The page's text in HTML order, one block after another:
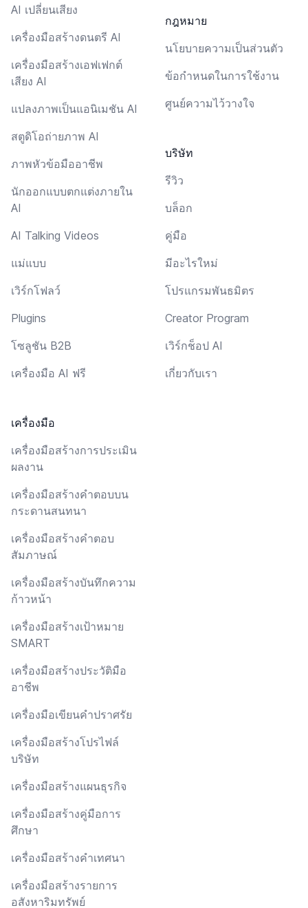
AI เปลี่ยนเสียง
เครื่องมือสร้างดนตรี AI
เครื่องมือสร้างเอฟเฟกต์
เสียง AI
แปลงภาพเป็นแอนิเมชัน AI
สตูดิโอถ่ายภาพ AI
ภาพหัวข้อมืออาชีพ
นักออกแบบตกแต่งภายใน
AI
AI Talking Videos
แม่แบบ
เวิร์กโฟลว์
Plugins
โซลูชัน B2B
เครื่องมือ AI ฟรี
เครื่องมือ
เครื่องมือสร้างการประเมิน
ผลงาน
เครื่องมือสร้างคำตอบบน
กระดานสนทนา
เครื่องมือสร้างคำตอบ
สัมภาษณ์
เครื่องมือสร้างบันทึกความ
ก้าวหน้า
เครื่องมือสร้างเป้าหมาย
SMART
เครื่องมือสร้างประวัติมือ
อาชีพ
เครื่องมือเขียนคำปราศรัย
เครื่องมือสร้างโปรไฟล์
บริษัท
เครื่องมือสร้างแผนธุรกิจ
เครื่องมือสร้างคู่มือการ
ศึกษา
เครื่องมือสร้างคำเทศนา
เครื่องมือสร้างรายการ
อสังหาริมทรัพย์
กฎหมาย
นโยบายความเป็นส่วนตัว
ข้อกำหนดในการใช้งาน
ศูนย์ความไว้วางใจ
บริษัท
รีวิว
บล็อก
คู่มือ
มีอะไรใหม่
โปรแกรมพันธมิตร
Creator Program
เวิร์กช็อป AI
เกี่ยวกับเรา